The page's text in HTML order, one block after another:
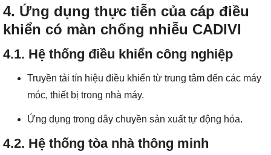
4. Ứng dụng thực tiễn của cáp điều
khiển có màn chống nhiễu CADIVI
4.1. Hệ thống điều khiển công nghiệp
Truyền tải tín hiệu điều khiển từ trung tâm đến các máy
móc, thiết bị trong nhà máy.
Ứng dụng trong dây chuyền sản xuất tự động hóa.
4.2. Hệ thống tòa nhà thông minh